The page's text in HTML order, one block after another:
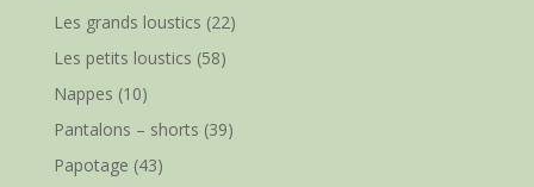
Les grands loustics (22)
Les petits loustics (58)
Nappes (10)
Pantalons – shorts (39)
Papotage (43)